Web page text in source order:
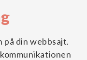
på din webbsajt.